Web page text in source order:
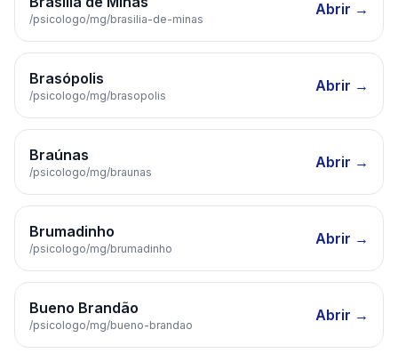
/psicologo/mg/brasilia-de-minas
Abrir →
Brasópolis
/psicologo/mg/brasopolis
Abrir →
Braúnas
/psicologo/mg/braunas
Abrir →
Brumadinho
/psicologo/mg/brumadinho
Abrir →
Bueno Brandão
/psicologo/mg/bueno-brandao
Abrir →